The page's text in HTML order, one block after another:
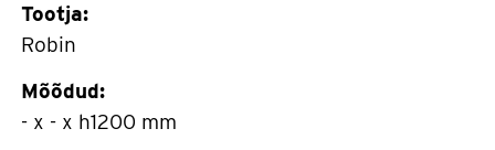
Tootja:
Robin
Mõõdud:
- x - x h1200 mm